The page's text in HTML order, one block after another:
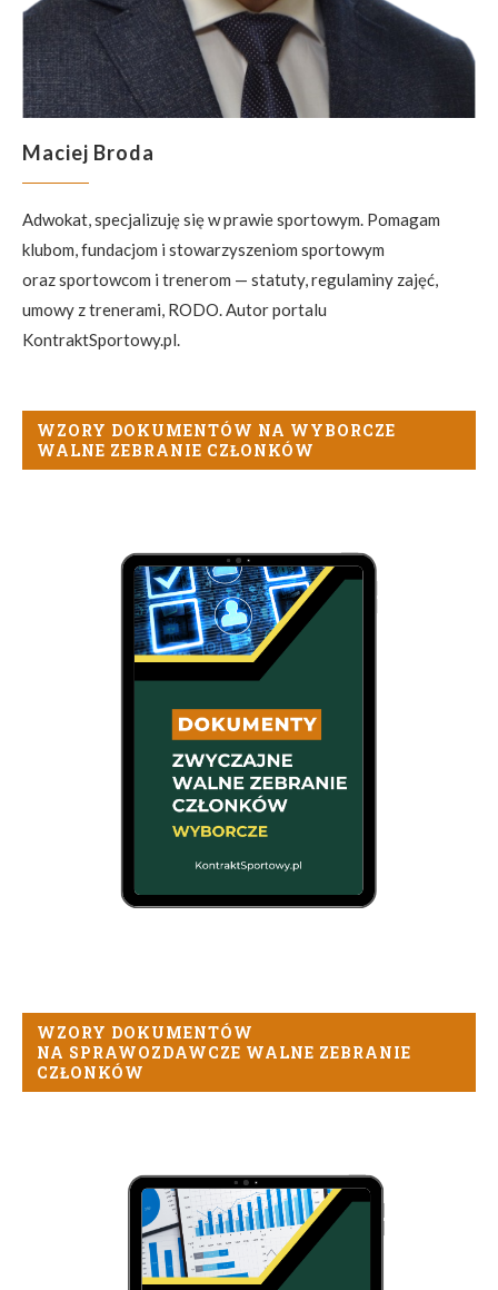
Maciej Broda
Adwokat, specjalizuję się w prawie sportowym. Pomagam
klubom, fundacjom i stowarzyszeniom sportowym
oraz sportowcom i trenerom — statuty, regulaminy zajęć,
umowy z trenerami, RODO. Autor portalu
KontraktSportowy.pl.
WZORY DOKUMENTÓW NA WYBORCZE
WALNE ZEBRANIE CZŁONKÓW
WZORY DOKUMENTÓW
NA SPRAWOZDAWCZE WALNE ZEBRANIE
CZŁONKÓW